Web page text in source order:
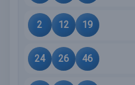
2 12 19
24 26 46